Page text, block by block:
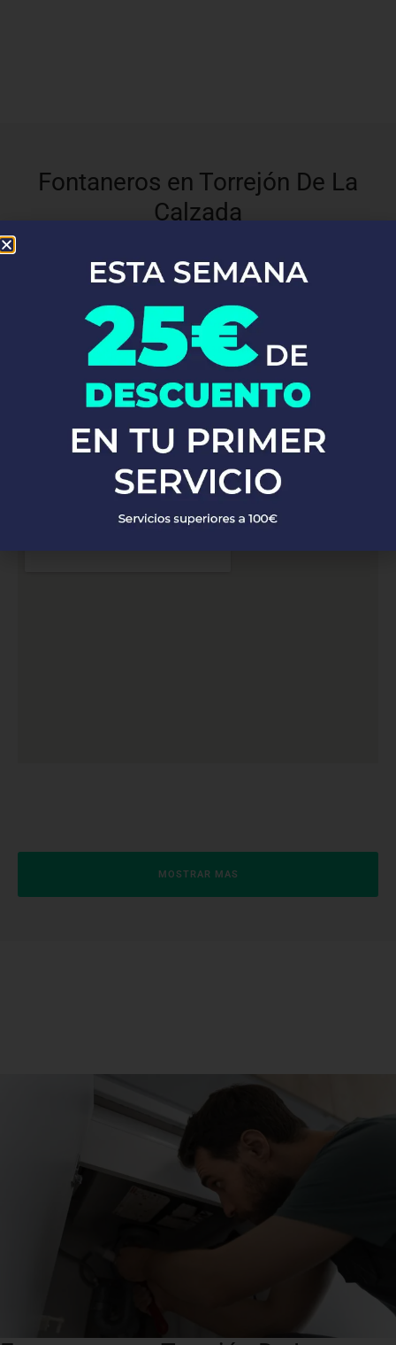
Fontaneros en Torrejón De La
Calzada
Top Fontaneros , estamos orgullosos de ofrecer nuestros
Con una red de fontaneros altamente capacitados y
experimentados, atendemos a clientes en Torrejón De La
Calzada. Ya sea que necesites reparaciones de emergencia,
equipo está listo para proporcionarte soluciones rápidas y
eficaces, garantizando siempre la máxima calidad y satisfacción
del cliente.
MOSTRAR MAS